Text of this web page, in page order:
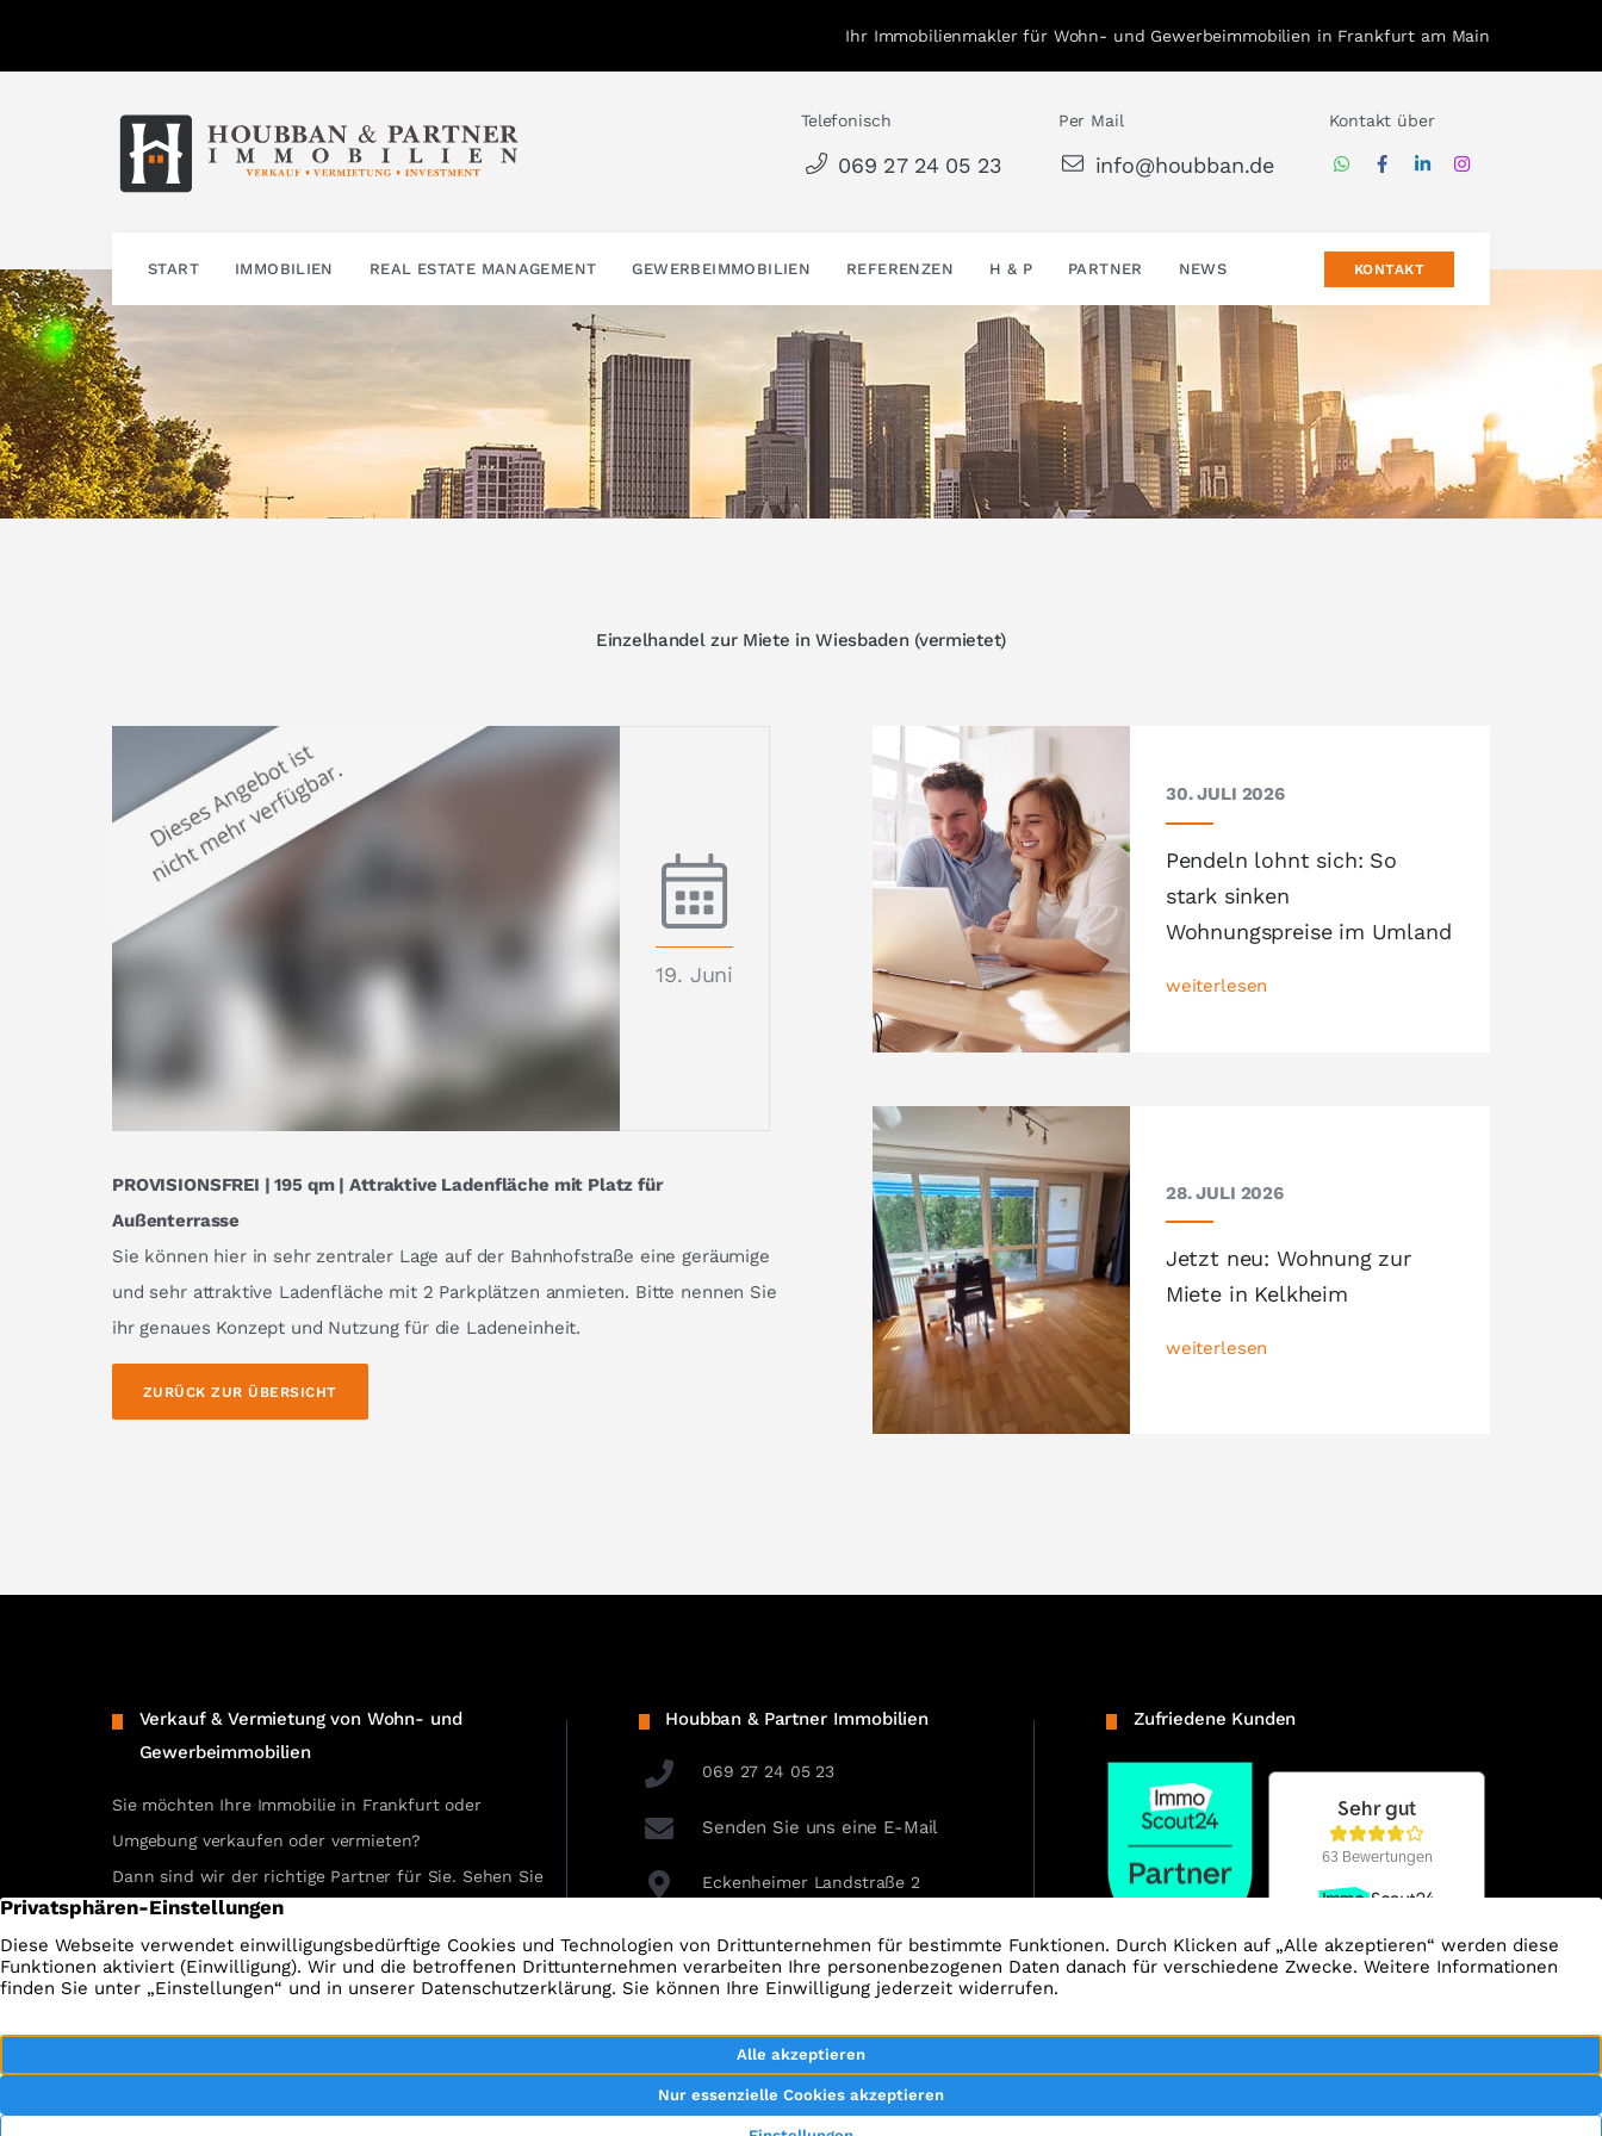
Ihr Immobilienmakler für Wohn- und Gewerbeimmobilien in Frankfurt am Main
Telefonisch
069 27 24 05 23
Per Mail
info@houbban.de
Kontakt über
START IMMOBILIEN REAL ESTATE MANAGEMENT GEWERBEIMMOBILIEN REFERENZEN H & P PARTNER NEWS KONTAKT
Einzelhandel zur Miete in Wiesbaden (vermietet)
19. Juni
PROVISIONSFREI | 195 qm | Attraktive Ladenfläche mit Platz für
Außenterrasse
Sie können hier in sehr zentraler Lage auf der Bahnhofstraße eine geräumige
und sehr attraktive Ladenfläche mit 2 Parkplätzen anmieten. Bitte nennen Sie
ihr genaues Konzept und Nutzung für die Ladeneinheit.
ZURÜCK ZUR ÜBERSICHT
30. JULI 2026
Pendeln lohnt sich: So
stark sinken
Wohnungspreise im Umland
weiterlesen
28. JULI 2026
Jetzt neu: Wohnung zur
Miete in Kelkheim
weiterlesen
Verkauf & Vermietung von Wohn- und
Gewerbeimmobilien
Sie möchten Ihre Immobilie in Frankfurt oder
Umgebung verkaufen oder vermieten?
Dann sind wir der richtige Partner für Sie. Sehen Sie
selbst unsere erfolgreichen Referenzen.
REFERENZEN ANSEHEN
Houbban & Partner Immobilien
069 27 24 05 23
Senden Sie uns eine E-Mail
Eckenheimer Landstraße 2
Zufriedene Kunden
Kontakt Widerrufsbelehrung